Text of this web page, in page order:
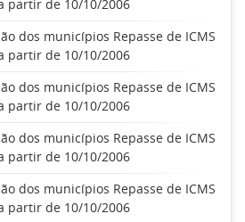
partir de 10/10/2006
dos municípios Repasse de ICMS
partir de 10/10/2006
dos municípios Repasse de ICMS
partir de 10/10/2006
dos municípios Repasse de ICMS
partir de 10/10/2006
dos municípios Repasse de ICMS
partir de 10/10/2006